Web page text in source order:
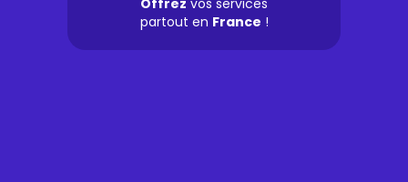
Offrez vos services
partout en France !